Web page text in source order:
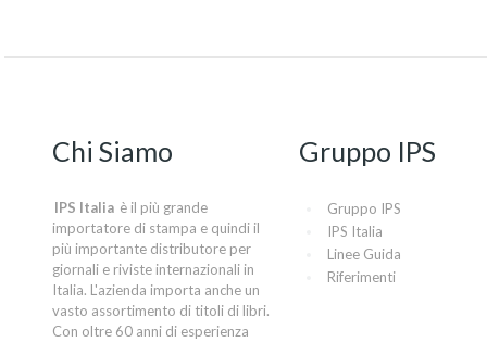
Chi Siamo
IPS Italia è il più grande
importatore di stampa e quindi il
più importante distributore per
giornali e riviste internazionali in
Italia. L'azienda importa anche un
vasto assortimento di titoli di libri.
Con oltre 60 anni di esperienza
Gruppo IPS
Gruppo IPS
IPS Italia
Linee Guida
Riferimenti